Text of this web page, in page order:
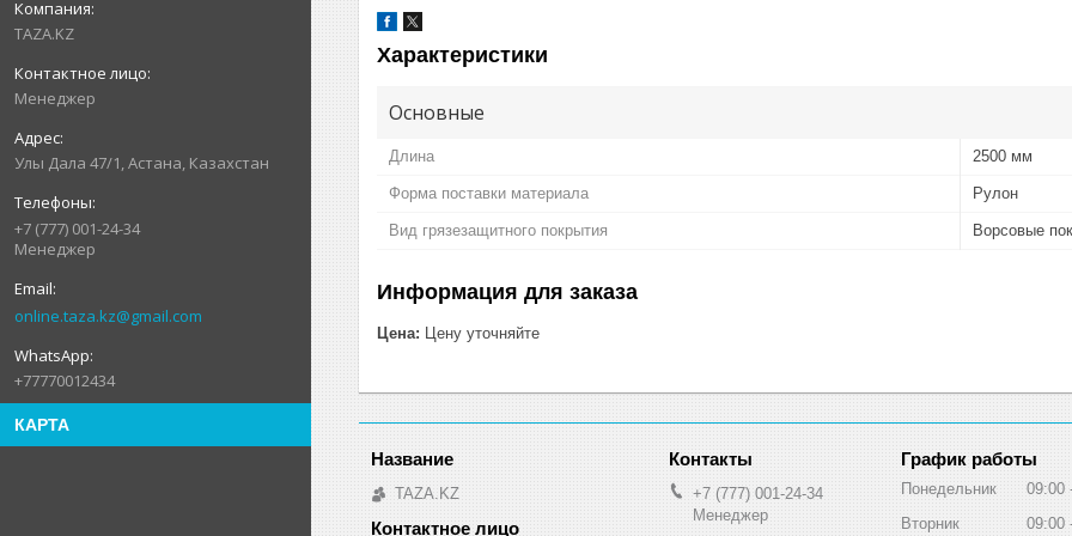
TAZA.KZ
Менеджер
Улы Дала 47/1, Астана, Казахстан
+7 (777) 001-24-34
Менеджер
online.taza.kz@gmail.com
+77770012434
КАРТА
Характеристики
Основные
Длина 2500 мм
Форма поставки материала Рулон
Вид грязезащитного покрытия Ворсовые
Информация для заказа
Цена: Цену уточняйте
TAZA.KZ
+7 (777) 001-24-34
Менеджер
График работы
Понедельник 09:00
Вторник
09:00